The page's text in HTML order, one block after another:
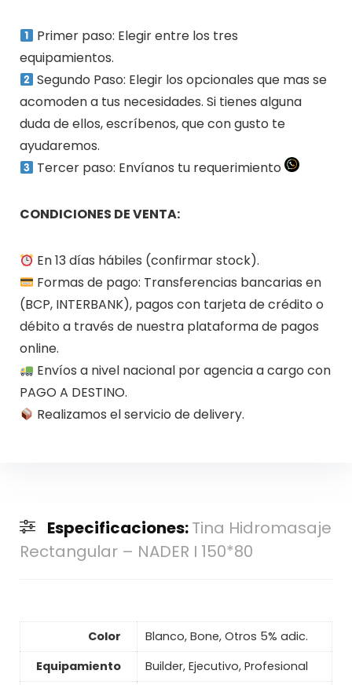
Primer paso: Elegir entre los tres
equipamientos.
Segundo Paso: Elegir los opcionales que mas se
acomoden a tus necesidades. Si tienes alguna
duda de ellos, escríbenos, que con gusto te
ayudaremos.
Tercer paso: Envíanos tu requerimiento
CONDICIONES DE VENTA:
En 13 días hábiles (confirmar stock).
Formas de pago: Transferencias bancarias en
(BCP, INTERBANK), pagos con tarjeta de crédito o
débito a través de nuestra plataforma de pagos
online.
Envíos a nivel nacional por agencia a cargo con
PAGO A DESTINO.
Realizamos el servicio de delivery.
Especificaciones:Tina Hidromasaje
Rectangular – NADER I 150*80
Color
Blanco, Bone, Otros 5% adic.
Equipamiento
Builder, Ejecutivo, Profesional